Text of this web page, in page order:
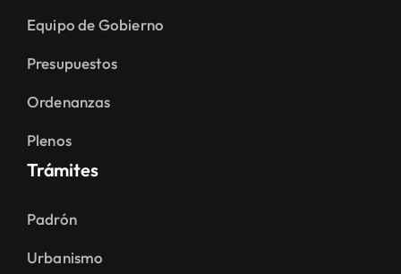
Equipo de Gobierno
Presupuestos
Ordenanzas
Plenos
Trámites
Padrón
Urbanismo